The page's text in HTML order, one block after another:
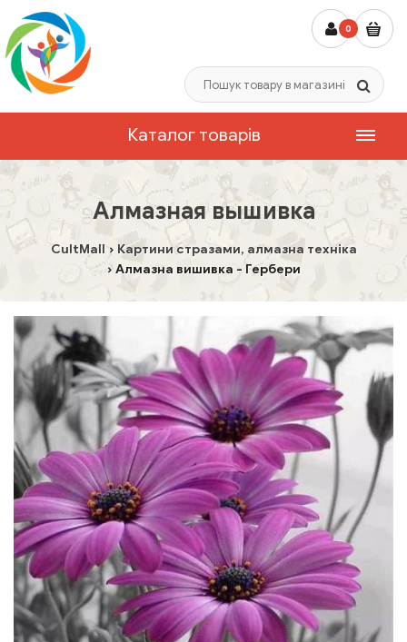
0
Каталог товарів
Алмазная вышивка
CultMall
Картини стразами, алмазна техніка
Алмазна вишивка - Гербери